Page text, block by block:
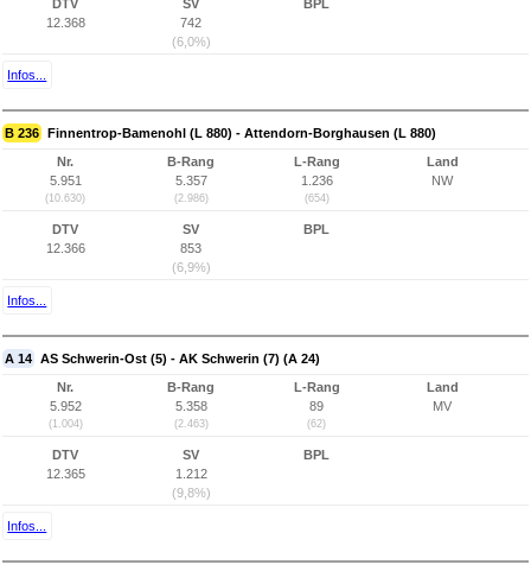
DTV
12.368
SV
742
(6,0%)
BPL
Infos...
B 236 Finnentrop-Bamenohl (L 880) - Attendorn-Borghausen (L 880)
Nr.
5.951
(10.630)
B-Rang
5.357
(2.986)
L-Rang
1.236
(654)
Land
NW
DTV
12.366
SV
853
(6,9%)
BPL
Infos...
A 14 AS Schwerin-Ost (5) - AK Schwerin (7) (A 24)
Nr.
5.952
(1.004)
B-Rang
5.358
(2.463)
L-Rang
89
(62)
Land
MV
DTV
12.365
SV
1.212
(9,8%)
BPL
Infos...